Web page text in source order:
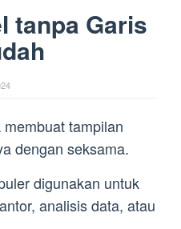
tanpa Garis
tampilan
dengan seksama.
digunakan untuk
analisis data, atau